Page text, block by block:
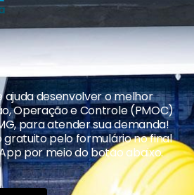
ajuda desenvolver o melhor
Operação e Controle (PMOC)
para atender sua demanda!
pelo formulário no final
por meio do botão abaixo.